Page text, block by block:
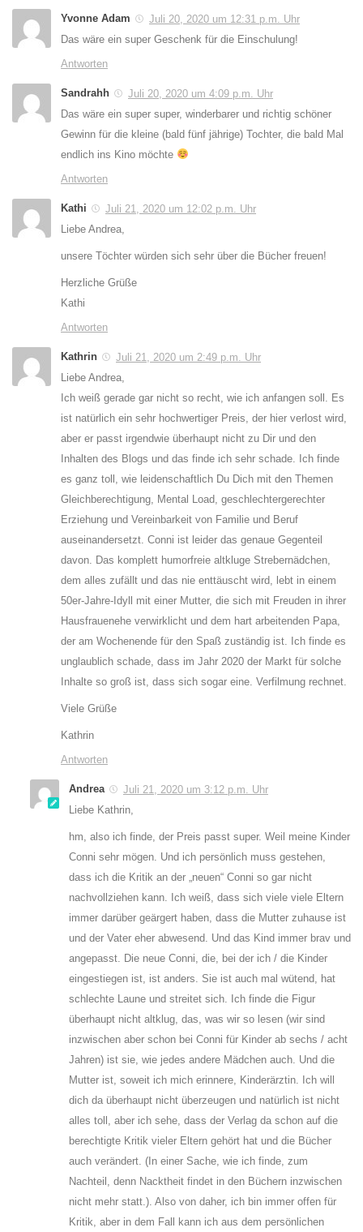
Yvonne Adam
Juli 20, 2020 um 12:31 p.m. Uhr
Das wäre ein super Geschenk für die Einschulung!
Antworten
Sandrahh
Juli 20, 2020 um 4:09 p.m. Uhr
Das wäre ein super super, winderbarer und richtig schöner
Gewinn für die kleine (bald fünf jährige) Tochter, die bald Mal
endlich ins Kino möchte
Antworten
Kathi
Juli 21, 2020 um 12:02 p.m. Uhr
Liebe Andrea,
unsere Töchter würden sich sehr über die Bücher freuen!
Herzliche Grüße
Kathi
Antworten
Kathrin
Juli 21, 2020 um 2:49 p.m. Uhr
Liebe Andrea,
Ich weiß gerade gar nicht so recht, wie ich anfangen soll. Es
ist natürlich ein sehr hochwertiger Preis, der hier verlost wird,
aber er passt irgendwie überhaupt nicht zu Dir und den
Inhalten des Blogs und das finde ich sehr schade. Ich finde
es ganz toll, wie leidenschaftlich Du Dich mit den Themen
Gleichberechtigung, Mental Load, geschlechtergerechter
Erziehung und Vereinbarkeit von Familie und Beruf
auseinandersetzt. Conni ist leider das genaue Gegenteil
davon. Das komplett humorfreie altkluge Strebernädchen,
dem alles zufällt und das nie enttäuscht wird, lebt in einem
50er-Jahre-Idyll mit einer Mutter, die sich mit Freuden in ihrer
Hausfrauenehe verwirklicht und dem hart arbeitenden Papa,
der am Wochenende für den Spaß zuständig ist. Ich finde es
unglaublich schade, dass im Jahr 2020 der Markt für solche
Inhalte so groß ist, dass sich sogar eine. Verfilmung rechnet.
Viele Grüße
Kathrin
Antworten
Andrea
Juli 21, 2020 um 3:12 p.m. Uhr
Liebe Kathrin,
hm, also ich finde, der Preis passt super. Weil meine Kinder
Conni sehr mögen. Und ich persönlich muss gestehen,
dass ich die Kritik an der „neuen“ Conni so gar nicht
nachvollziehen kann. Ich weiß, dass sich viele viele Eltern
immer darüber geärgert haben, dass die Mutter zuhause ist
und der Vater eher abwesend. Und das Kind immer brav und
angepasst. Die neue Conni, die, bei der ich / die Kinder
eingestiegen ist, ist anders. Sie ist auch mal wütend, hat
schlechte Laune und streitet sich. Ich finde die Figur
überhaupt nicht altklug, das, was wir so lesen (wir sind
inzwischen aber schon bei Conni für Kinder ab sechs / acht
Jahren) ist sie, wie jedes andere Mädchen auch. Und die
Mutter ist, soweit ich mich erinnere, Kinderärztin. Ich will
dich da überhaupt nicht überzeugen und natürlich ist nicht
alles toll, aber ich sehe, dass der Verlag da schon auf die
berechtigte Kritik vieler Eltern gehört hat und die Bücher
auch verändert. (In einer Sache, wie ich finde, zum
Nachteil, denn Nacktheit findet in den Büchern inzwischen
nicht mehr statt.). Also von daher, ich bin immer offen für
Kritik, aber in dem Fall kann ich aus dem persönlichen